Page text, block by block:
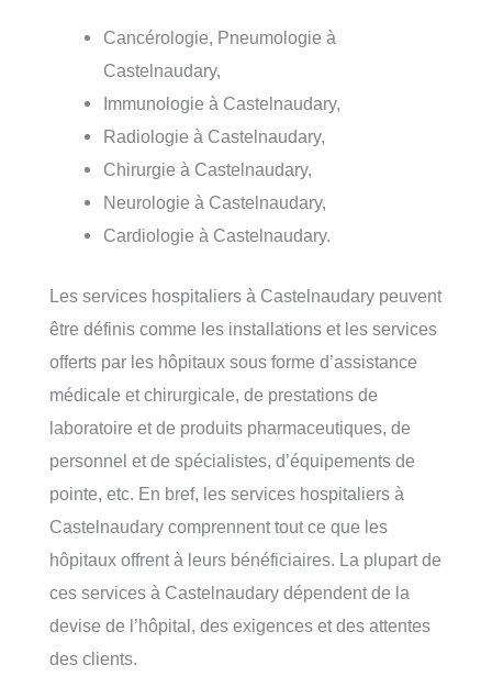
Cancérologie, Pneumologie à
Castelnaudary,
Immunologie à Castelnaudary,
Radiologie à Castelnaudary,
Chirurgie à Castelnaudary,
Neurologie à Castelnaudary,
Cardiologie à Castelnaudary.
Les services hospitaliers à Castelnaudary peuvent
être définis comme les installations et les services
offerts par les hôpitaux sous forme d’assistance
médicale et chirurgicale, de prestations de
laboratoire et de produits pharmaceutiques, de
personnel et de spécialistes, d’équipements de
pointe, etc. En bref, les services hospitaliers à
Castelnaudary comprennent tout ce que les
hôpitaux offrent à leurs bénéficiaires. La plupart de
ces services à Castelnaudary dépendent de la
devise de l’hôpital, des exigences et des attentes
des clients.